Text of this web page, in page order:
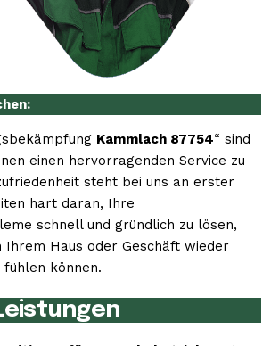
Kammlach 87754“ sind
einen hervorragenden Service zu
steht bei uns an erster
hart daran, Ihre
schnell und gründlich zu lösen,
Ihrem Haus oder Geschäft wieder
können.